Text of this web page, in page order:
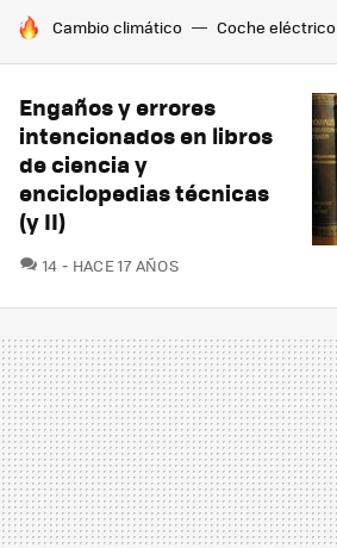
HOY SE HABLA DE
Cambio climático Coche eléctrico
Engaños y errores
intencionados en libros
de ciencia y
enciclopedias técnicas
(y II)
14 COMENTARIOS
HACE 17 AÑOS